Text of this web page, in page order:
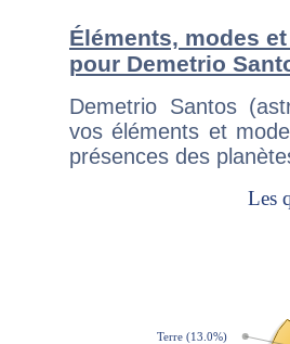
Éléments, modes
pour Demetrio
Demetrio Santos
vos éléments et
présences des